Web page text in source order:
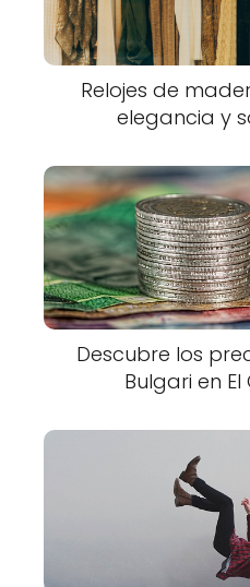
Relojes de
elegancia y
Descubre los
Bulgari en